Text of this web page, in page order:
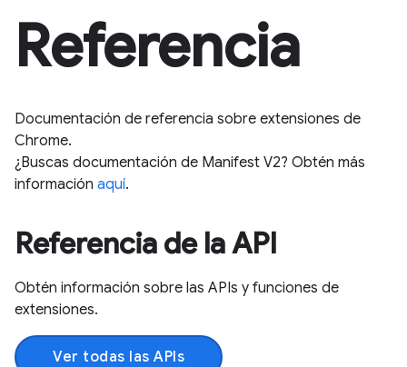
Referencia
Documentación de referencia sobre extensiones de
Chrome.
¿Buscas documentación de Manifest V2? Obtén más
información aquí.
Referencia de la API
Obtén información sobre las APIs y funciones de
extensiones.
Ver todas las APIs